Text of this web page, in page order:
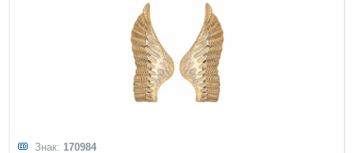
Знак: 170984